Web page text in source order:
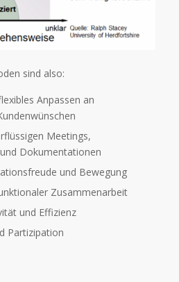
sind also:
Anpassen an
Meetings,
Dokumentationen
und Bewegung
Zusammenarbeit
und Effizienz
Partizipation